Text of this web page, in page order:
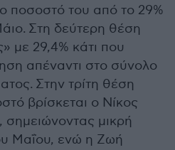
ποσοστό του από το 29%
Στη δεύτερη θέση
με 29,4% κάτι που
απέναντι στο σύνολο
Στην τρίτη θέση
βρίσκεται ο Νίκος
μικρή
Μαΐου, ενώ η Ζωή